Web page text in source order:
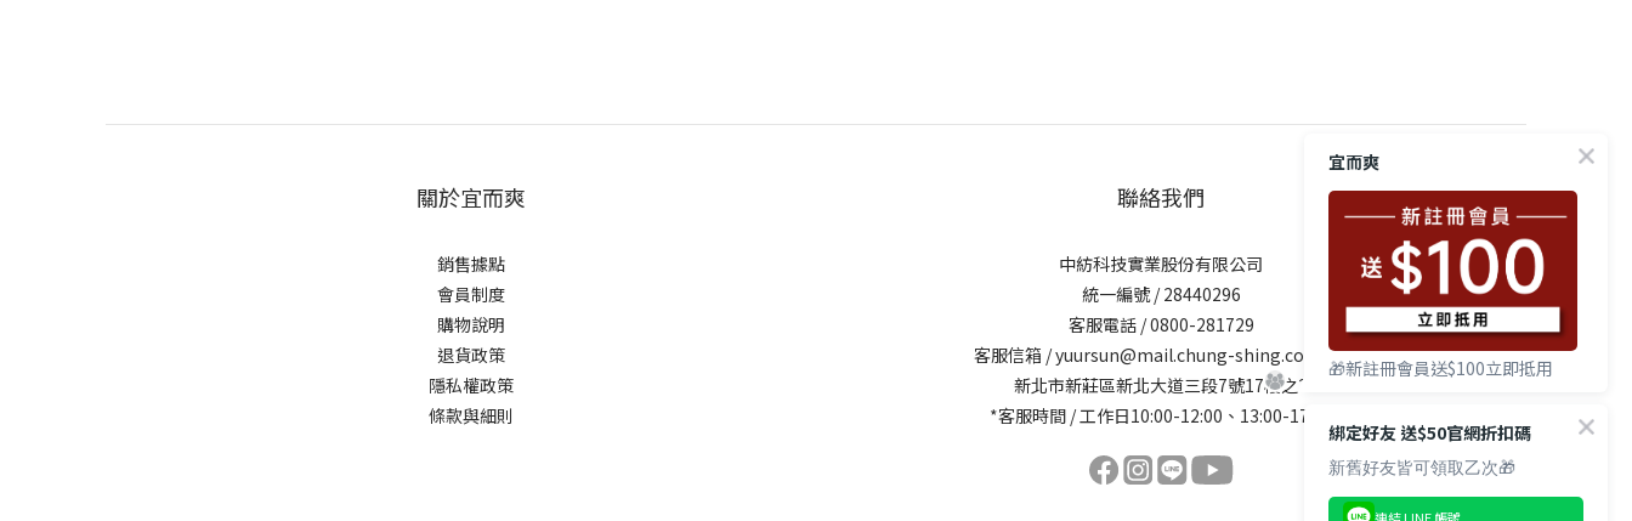
關於宜而爽
銷售據點
會員制度
購物說明
退貨政策
隱私權政策
條款與細則
聯絡我們
中紡科技實業股份有限公司
統一編號 / 28440296
客服電話 / 0800-281729
客服信箱 /yuursun@mail.chung-shing.com.tw
新北市新莊區新北大道三段7號17樓之2
*客服時間 / 工作日10:00-12:00、13:00-17:00
宜而爽
🎁新註冊會員送$100立即抵用
綁定好友 送$50官網折扣碼
新舊好友皆可領取乙次🎁
連結 LINE 帳號